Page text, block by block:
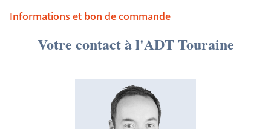
Informations et bon de commande
Votre contact à l'ADT Touraine